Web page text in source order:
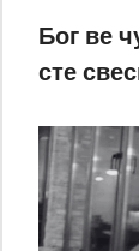
Бог ве
сте